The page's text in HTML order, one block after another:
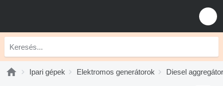
Ipari gépek Elektromos generátorok Diesel